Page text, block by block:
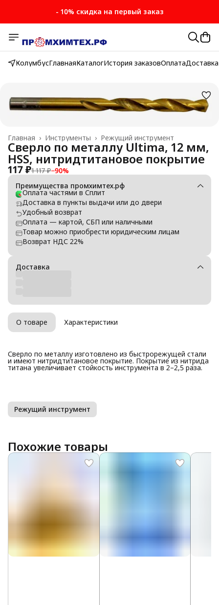
- 10% скидка на первый заказ
КолумбусГлавнаяКаталогИстория заказовОплатаДоставка
Режущий инструмент
Инструменты ›
Главная ›
Сверло по металлу Ultima, 12 мм,
HSS, нитридтитановое покрытие
117 ₽1 117 ₽−90%
Преимущества промхимтех.рф
Оплата частями в Сплит
Доставка в пункты выдачи или до двери
Удобный возврат
Оплата — картой, СБП или наличными
Товар можно приобрести юридическим лицам
Возврат НДС 22%
Доставка
О товаре Характеристики
Сверло по металлу изготовлено из быстрорежущей стали
и имеют нитридтитановое покрытие. Покрытие из нитрида
титана увеличивает стойкость инструмента в 2–2,5 раза.
Режущий инструмент
Похожие товары